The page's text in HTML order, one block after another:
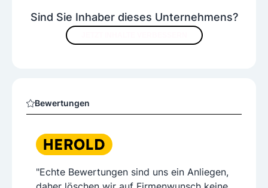
Sind Sie Inhaber dieses Unternehmens?
Bewertungen
"Echte Bewertungen sind uns ein Anliegen,